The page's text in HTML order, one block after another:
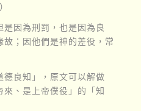
是因為刑罰，也是因為良
；因他們是神的差役，常
德良知」，原文可以解做
來、是上帝僕役」的「知